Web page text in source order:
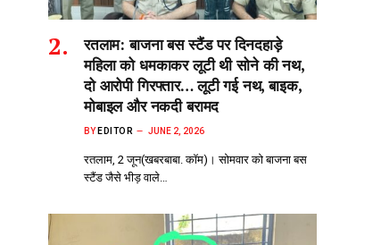
रतलाम: बाजना बस स्टैंड पर दिनदहाड़े
महिला को धमकाकर लूटी थी सोने की नथ,
दो आरोपी गिरफ्तार… लूटी गई नथ, बाइक,
मोबाइल और नकदी बरामद
BY EDITOR JUNE 2, 2026
रतलाम, 2 जून(खबरबाबा. कॉम)। सोमवार को बाजना बस
स्टैंड जैसे भीड़‌ वाले…